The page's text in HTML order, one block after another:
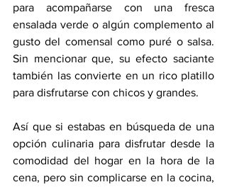
para acompañarse con una fresca
ensalada verde o algún complemento al
gusto del comensal como puré o salsa.
Sin mencionar que, su efecto saciante
también las convierte en un rico platillo
para disfrutarse con chicos y grandes.
Así que si estabas en búsqueda de una
opción culinaria para disfrutar desde la
comodidad del hogar en la hora de la
cena, pero sin complicarse en la cocina,